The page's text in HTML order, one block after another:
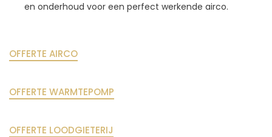
en onderhoud voor een perfect werkende airco.
OFFERTE AIRCO
OFFERTE WARMTEPOMP
OFFERTE LOODGIETERIJ